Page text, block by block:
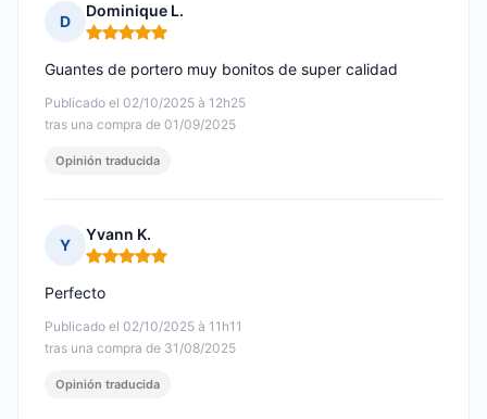
D
Dominique L.
Nota: 5 de 5
Publicado el 02/10/2025 à 12h25
tras una compra de 01/09/2025
Guantes de portero muy bonitos de super calidad
Opinión traducida
Y
Yvann K.
Nota: 5 de 5
Publicado el 02/10/2025 à 11h11
tras una compra de 31/08/2025
Perfecto
Opinión traducida